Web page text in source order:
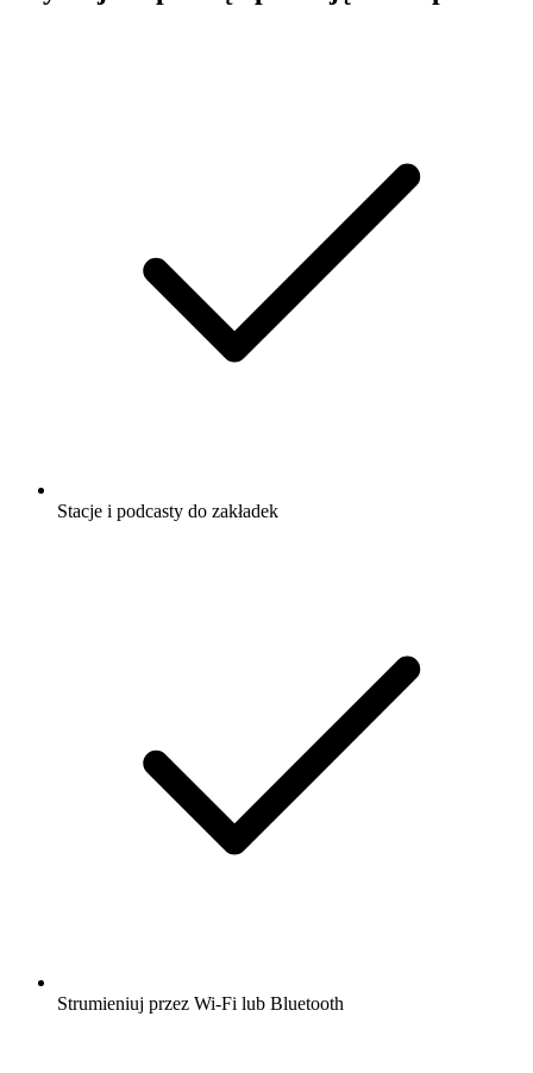
Stacje i podcasty do zakładek
Strumieniuj przez Wi-Fi lub Bluetooth